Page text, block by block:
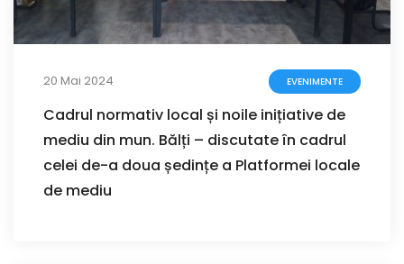
20 Mai 2024 EVENIMENTE
Cadrul normativ local și noile inițiative de
mediu din mun. Bălți – discutate în cadrul
celei de-a doua ședințe a Platformei locale
de mediu